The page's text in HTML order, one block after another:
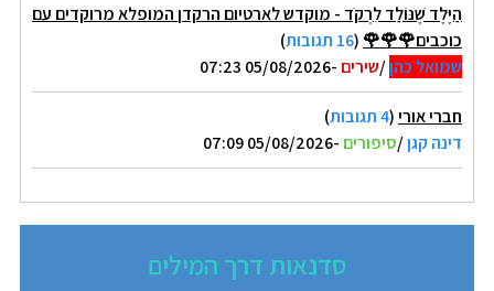
הַיֶּלֶד שֶׁנּוֹלַד לִרְקֹד - מוקדש לארטיום הרקדן המופלא מרוקדים עם
כוכבים🌹🌹🌹 (16 תגובות
)
שמואל כהן/שירים -05/08/2026 07:23
חברי אורי(4 תגובות
)
דינה קגן/סיפורים -05/08/2026 07:09
סדנאות דרך המילים